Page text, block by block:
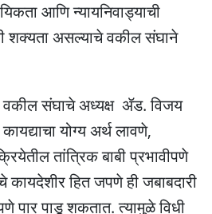
आणि न्यायनिवाड्याची
शक्यता असल्याचे वकील संघाने
वकील संघाचे अध्यक्ष ॲड. विजय
योग्य अर्थ लावणे,
तांत्रिक बाबी प्रभावीपणे
कायदेशीर हित जपणे ही जबाबदारी
पार पाडू शकतात. त्यामुळे विधी